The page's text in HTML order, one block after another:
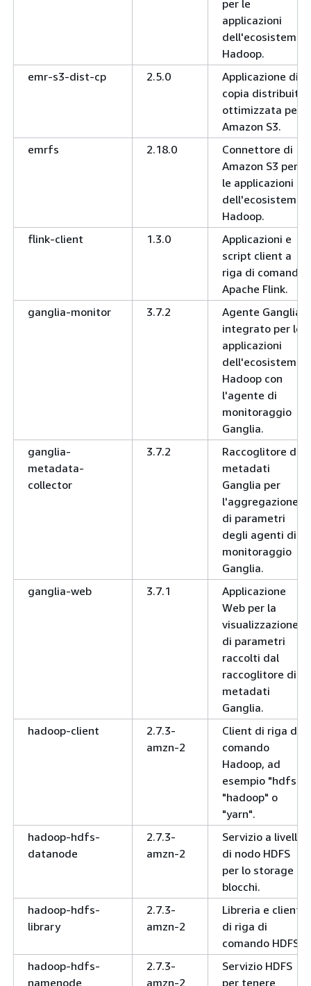
per le
applicazioni
dell'ecosistema
Hadoop.
emr-s3-dist-cp
2.5.0
Applicazione di
copia distribuita
ottimizzata per
Amazon S3.
emrfs
2.18.0
Connettore di
Amazon S3 per
le applicazioni
dell'ecosistema
Hadoop.
flink-client
1.3.0
Applicazioni e
script client a
riga di comando
Apache Flink.
ganglia-monitor
3.7.2
Agente Ganglia
integrato per le
applicazioni
dell'ecosistema
Hadoop con
l'agente di
monitoraggio
Ganglia.
ganglia-
metadata-
collector
3.7.2
Raccoglitore di
metadati
Ganglia per
l'aggregazione
di parametri
degli agenti di
monitoraggio
Ganglia.
ganglia-web
3.7.1
Applicazione
Web per la
visualizzazione
di parametri
raccolti dal
raccoglitore di
metadati
Ganglia.
hadoop-client
2.7.3-
amzn-2
Client di riga di
comando
Hadoop, ad
esempio "hdfs",
"hadoop" o
"yarn".
hadoop-hdfs-
datanode
2.7.3-
amzn-2
Servizio a livello
di nodo HDFS
per lo storage di
blocchi.
hadoop-hdfs-
library
2.7.3-
amzn-2
Libreria e client
di riga di
comando HDFS
hadoop-hdfs-
namenode
2.7.3-
amzn-2
Servizio HDFS
per tenere